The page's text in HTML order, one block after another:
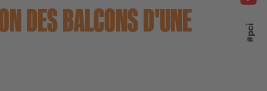
DES BALCONS D'UNE #pci